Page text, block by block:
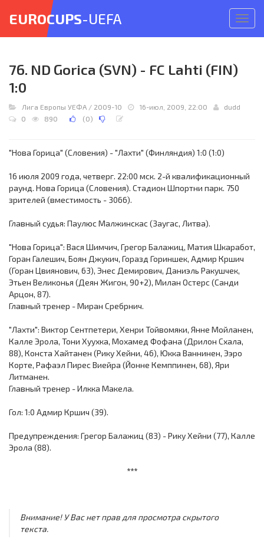
меню
EUROCUPS-UEFA
76. ND Gorica (SVN) - FC Lahti (FIN)
1:0
Лига Европы УЕФА / 2009-10 16-июл, 2009, 22:00
dudd
0
890 (0)
"Нова Горица" (Словения) - "Лахти" (Финляндия) 1:0 (1:0)
16 июля 2009 года, четверг. 22:00 мск. 2-й квалификационный
раунд. Нова Горица (Словения). Стадион Шпортни парк. 750
зрителей (вместимость - 3066).
Главный судья: Паулюс Малжинскас (Заугас, Литва).
"Нова Горица": Вася Шимчич, Грегор Балажиц, Матия Шкаработ,
Горан Галешич, Боян Джукич, Горазд Гориншек, Адмир Кршич
(Горан Цвиянович, 63), Энес Демирович, Даниэль Ракушчек,
Этьен Великонья (Деян Жигон, 90+2), Милан Остерс (Санди
Арцон, 87).
Главный тренер - Миран Сребрнич.
"Лахти": Виктор Сентпетери, Хенри Тойвомяки, Янне Мойланен,
Калле Эрола, Тони Хуухка, Мохамед Фофана (Дрилон Схала,
88), Конста Хайтанен (Рику Хейни, 46), Юкка Ваннинен, Ээро
Корте, Рафаэл Пирес Виейра (Йонне Кемппинен, 68), Яри
Литманен.
Главный тренер - Илкка Макела.
Гол: 1:0 Адмир Кршич (39).
Предупреждения: Грегор Балажиц (83) - Рику Хейни (77), Калле
Эрола (88).
***
Внимание! У Вас нет прав для просмотра скрытого
текста.